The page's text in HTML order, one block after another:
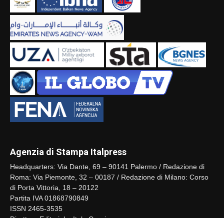
Agenzia di Stampa Italpress
Headquarters: Via Dante, 69 – 90141 Palermo / Redazione di
Roma: Via Piemonte, 32 – 00187 / Redazione di Milano: Corso
di Porta Vittoria, 18 – 20122
Partita IVA 01868790849
ISSN 2465-3535